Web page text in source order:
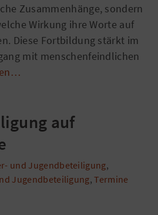
Zusammenhänge, sondern
Wirkung ihre Worte auf
Diese Fortbildung stärkt im
mit menschenfeindlichen
auf
und Jugendbeteiligung,
Jugendbeteiligung,Termine